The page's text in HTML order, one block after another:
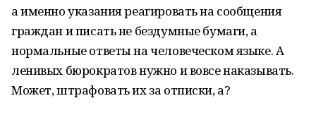
а именно указания реагировать на сообщения
граждан и писать не бездумные бумаги, а
нормальные ответы на человеческом языке. А
ленивых бюрократов нужно и вовсе наказывать.
Может, штрафовать их за отписки, а?